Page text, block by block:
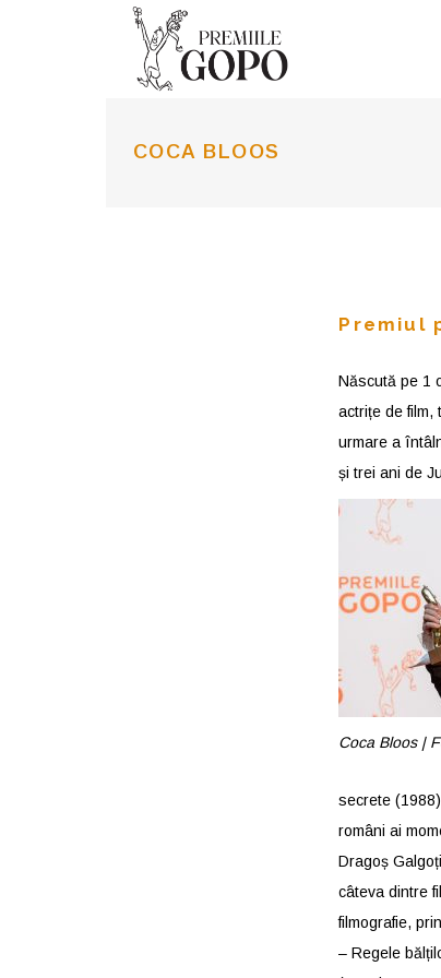
COCA BLOOS
Premiul
Născută pe 1
actrițe de
urmare a
și trei ani de
Coca Bloos |
secrete
români ai
Dragoș
câteva dintre
filmografie,
– Regele